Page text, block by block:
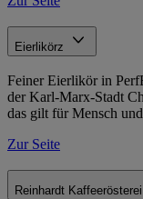
Eierlikörz
Feiner Eierlikör in
der Karl-Marx-Stadt
das gilt für Mensch
Zur Seite
Reinhardt